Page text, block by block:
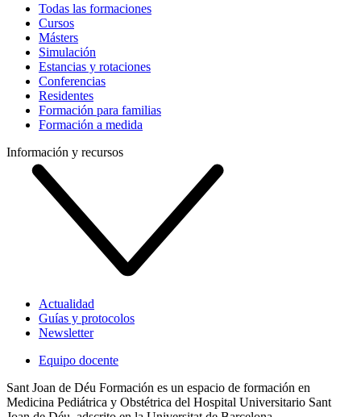
Todas las formaciones
Cursos
Másters
Simulación
Estancias y rotaciones
Conferencias
Residentes
Formación para familias
Formación a medida
Información y recursos
Actualidad
Guías y protocolos
Newsletter
Equipo docente
Sant Joan de Déu Formación es un espacio de formación en
Medicina Pediátrica y Obstétrica del Hospital Universitario Sant